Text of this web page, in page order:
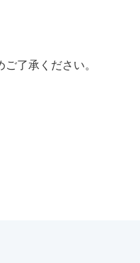
了承ください。